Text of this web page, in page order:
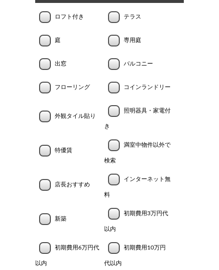
ロフト付き テラス
庭 専用庭
出窓 バルコニー
フローリング コインランドリー
外観タイル貼り
照明器具・家電付
き
特優賃
満室中物件以外で
検索
店長おすすめ
インターネット無
料
新築
初期費用3万円代
以内
初期費用6万円代
以内
初期費用10万円
代以内